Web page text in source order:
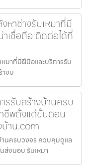
หาช่างรับเหมาที่มี
เชื่อถือ ติดต่อได้ที่
หมาที่มีฝีมือและบริการรับ
งบ
รรับสร้างบ้านครบ
ชีพตั้งแต่ขั้นตอน
าน.com
านครบวงจร ควบคุมดูแล
งมอบ รับเหมา